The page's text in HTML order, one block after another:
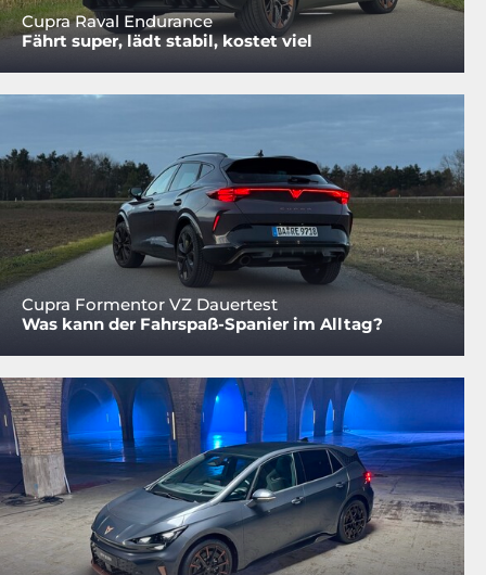
Cupra Raval Endurance
Fährt super, lädt stabil, kostet viel
Cupra Formentor VZ Dauertest
Was kann der Fahrspaß-Spanier im Alltag?